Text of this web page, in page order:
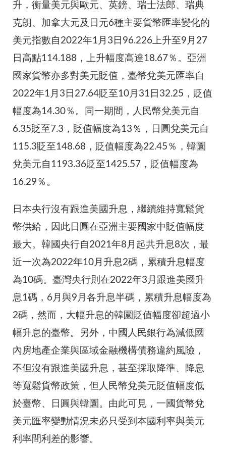
升，衡量美元與歐元、英鎊、瑞士法郎、瑞典
克朗、加拿大元及日元6種主要貨幣匯率變化的
美元指數自2022年1月3日96.226上升至9月27
日高點114.188，上升幅度高達18.67％。亞洲
國家貨幣亦多對美元貶值，臺幣兌美元匯率自
2022年1月3日27.64貶至10月31日32.25，貶值
幅度為14.30％。同一期間，人民幣兌美元自
6.35貶至7.3，貶值幅度為13％，日圓兌美元自
115.3貶至148.68，貶值幅度為22.45％，韓圜
兌美元自1193.36貶至1425.57，貶值幅度為
16.29％。
日本央行沒有跟進美國升息，繼續維持寬鬆貨
幣供給，因此日圓在亞洲主要國家中貶值幅度
最大。韓國央行自2021年8月起共升息8次，最
近一次為2022年10月升息2碼，累積升息幅度
為10碼。臺灣央行則在2022年3月跟進美國升
息1碼，6月與9月各升息半碼，累積升息幅度為
2碼，然而，大幅升息的韓圜貶值幅度卻超過小
幅升息的臺幣。另外，中國人民銀行為減低國
內房地產企業與區域金融機構債務違約風險，
不但沒有跟進美國升息，甚至採取降準、降息
等寬鬆貨幣政策，但人民幣兌美元貶值幅度低
於臺幣、日圓與韓圜。由此可見，一國貨幣兌
美元匯率變動情況未必只受到本國利率與美元
利率間利差的影響。